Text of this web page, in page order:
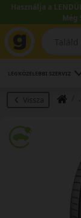
Használja a
Még
LEGKÖZELEBBI SZERVIZ
Vissza